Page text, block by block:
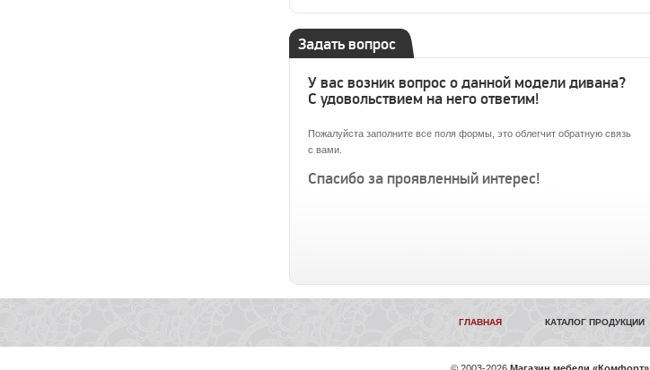
Задать вопрос
У вас возник вопрос о данной модели дивана?
С удовольствием на него ответим!
Пожалуйста заполните все поля формы, это облегчит обратную связь
с вами.
Спасибо за проявленный интерес!
ГЛАВНАЯ КАТАЛОГ ПРОДУКЦИИ